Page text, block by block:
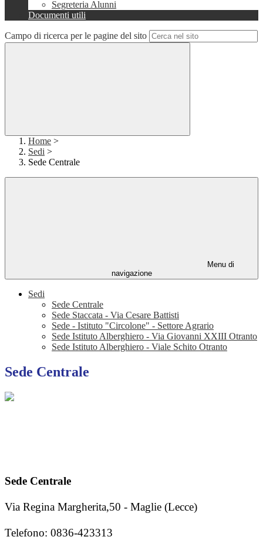
Segreteria Alunni
Documenti utili
Campo di ricerca per le pagine del sito
Home >
Sedi >
Sede Centrale
Menu di
navigazione
Sedi
Sede Centrale
Sede Staccata - Via Cesare Battisti
Sede - Istituto "Circolone" - Settore Agrario
Sede Istituto Alberghiero - Via Giovanni XXIII Otranto
Sede Istituto Alberghiero - Viale Schito Otranto
Sede Centrale
Sede Centrale
Via Regina Margherita,50 - Maglie (Lecce)
Telefono: 0836-423313